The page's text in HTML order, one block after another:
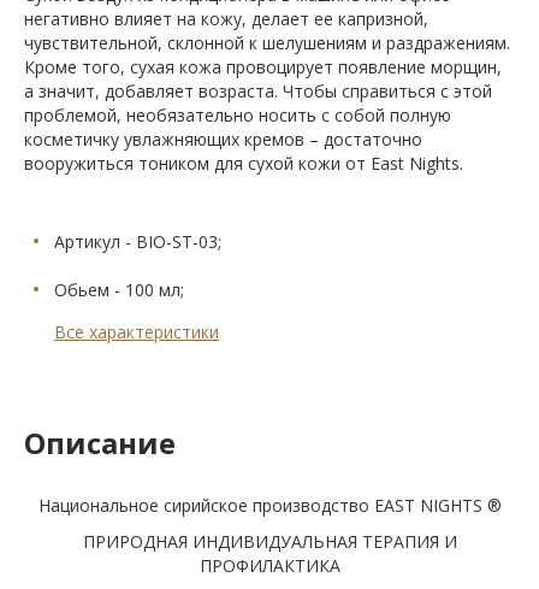
негативно влияет на кожу, делает ее капризной,
чувствительной, склонной к шелушениям и раздражениям.
Кроме того, сухая кожа провоцирует появление морщин,
а значит, добавляет возраста. Чтобы справиться с этой
проблемой, необязательно носить с собой полную
косметичку увлажняющих кремов – достаточно
вооружиться тоником для сухой кожи от East Nights.
Артикул - BIO-ST-03;
Обьем - 100 мл;
Все характеристики
Описание
Национальное сирийское производство EAST NIGHTS ®
ПРИРОДНАЯ ИНДИВИДУАЛЬНАЯ ТЕРАПИЯ И
ПРОФИЛАКТИКА